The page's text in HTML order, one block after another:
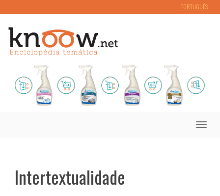
PORTUGUÊS
Toggle
Intertextualidade